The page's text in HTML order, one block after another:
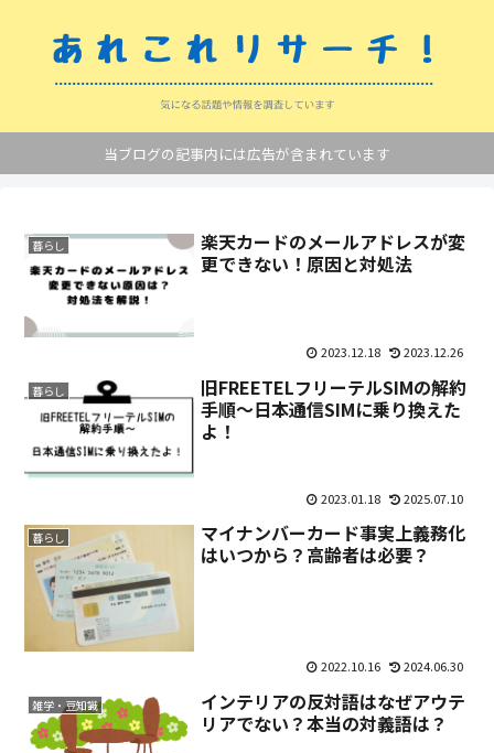
当ブログの記事内には広告が含まれています
暮らし
楽天カードのメールアドレスが変
更できない！原因と対処法
2023.12.18 2023.12.26
暮らし
旧FREETELフリーテルSIMの解約
手順～日本通信SIMに乗り換えた
よ！
2023.01.18 2025.07.10
暮らし
マイナンバーカード事実上義務化
はいつから？高齢者は必要？
2022.10.16 2024.06.30
雑学・豆知識
インテリアの反対語はなぜアウテ
リアでない？本当の対義語は？